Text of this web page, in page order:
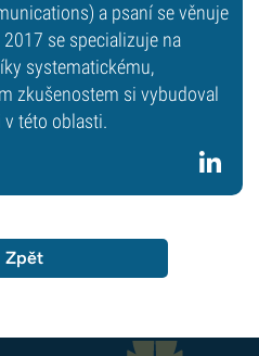
a psaní se věnuje
se specializuje na
systematickému,
zkušenostem si vybudoval
v této oblasti.
Zpět